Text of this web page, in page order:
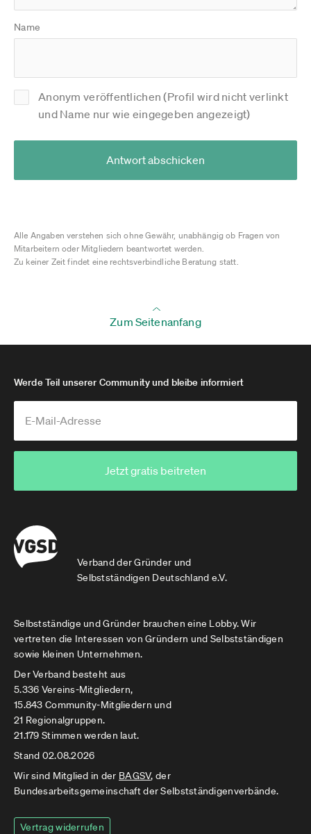
Name
Anonym veröffentlichen (Profil wird nicht verlinkt
und Name nur wie eingegeben angezeigt)
Antwort abschicken
Alle Angaben verstehen sich ohne Gewähr, unabhängig ob Fragen von
Mitarbeitern oder Mitgliedern beantwortet werden.
Zu keiner Zeit findet eine rechtsverbindliche Beratung statt.
Zum Seitenanfang
Verband der Gründer und
Selbstständigen Deutschland e.V.
Werde Teil unserer Community und bleibe informiert
Jetzt gratis beitreten
Selbstständige und Gründer brauchen eine Lobby. Wir
vertreten die Interessen von Gründern und Selbstständigen
sowie kleinen Unternehmen.
Der Verband besteht aus
5.336 Vereins-Mitgliedern,
15.843 Community-Mitgliedern und
21 Regionalgruppen.
21.179 Stimmen werden laut.
Stand 02.08.2026
Wir sind Mitglied in der BAGSV, der
Bundesarbeitsgemeinschaft der Selbstständigenverbände.
Vertrag widerrufen